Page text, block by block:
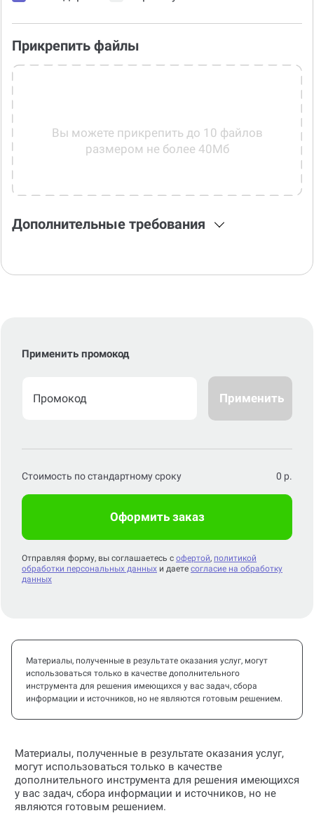
Прикрепить файлы
Вы можете прикрепить до 10 файлов
размером не более 40Мб
Дополнительные требования
Применить промокод
Применить
Стоимость по стандартному сроку 0 р.
Оформить заказ
Отправляя форму, вы соглашаетесь с офертой, политикой
обработки персональных данных и даете согласие на обработку
данных
Материалы, полученные в результате оказания услуг, могут
использоваться только в качестве дополнительного
инструмента для решения имеющихся у вас задач, сбора
информации и источников, но не являются готовым решением.
Материалы, полученные в результате оказания услуг,
могут использоваться только в качестве
дополнительного инструмента для решения имеющихся
у вас задач, сбора информации и источников, но не
являются готовым решением.